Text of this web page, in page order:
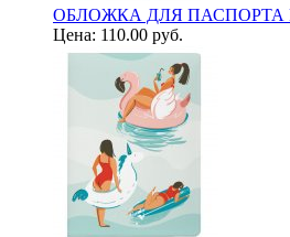
ОБЛОЖКА ДЛЯ ПАСПОРТА
Цена: 110.00 руб.